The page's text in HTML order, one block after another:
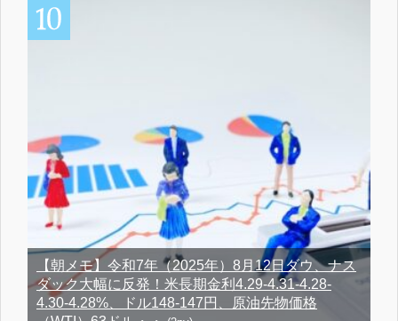
【朝メモ】令和7年（2025年）8月12日ダウ、ナス
ダック大幅に反発！米長期金利4.29-4.31-4.28-
4.30-4.28%、ドル148-147円、原油先物価格